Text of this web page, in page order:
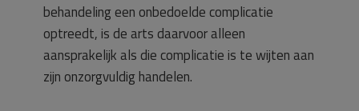
behandeling een onbedoelde complicatie
optreedt, is de arts daarvoor alleen
aansprakelijk als die complicatie is te wijten aan
zijn onzorgvuldig handelen.